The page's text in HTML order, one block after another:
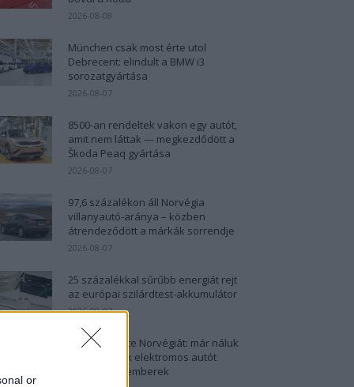
or
2026-08-08
München csak most érte utol
Debrecent: elindult a BMW i3
sorozatgyártása
2026-08-07
8500-an rendeltek vakon egy autót,
amit nem láttak — megkezdődött a
Škoda Peaq gyártása
2026-08-07
97,6 százalékon áll Norvégia
villanyautó-aránya – közben
átrendeződött a márkák sorrendje
2026-08-07
25 százalékkal sűrűbb energiát rejt
az európai szilárdtest-akkumulátor
2026-08-07
Dánia utolérte Norvégiát: már náluk
is szinte csak elektromos autót
vesznek az emberek